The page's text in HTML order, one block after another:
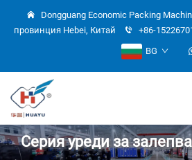
Dongguang Economic Packing
провинция Hebei, Китай
+86-
BG
Серия уреди за